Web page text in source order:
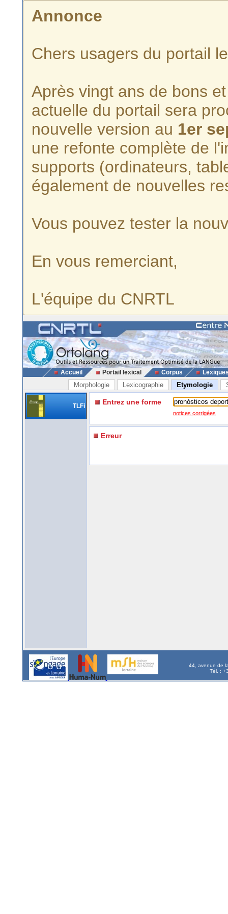
Annonce
Chers usagers du portail
Après vingt ans de bons
actuelle du portail sera
nouvelle version au 1er
une refonte complète de
supports (ordinateurs,
également de nouvelles
Vous pouvez tester la
En vous remerciant,
L'équipe du CNRTL
Accueil Portail lexical Corpus
Morphologie Lexicographie Etymologie
TLFi Entrez une forme
notices corrigées
Erreur
44, avenue de
Tél. :